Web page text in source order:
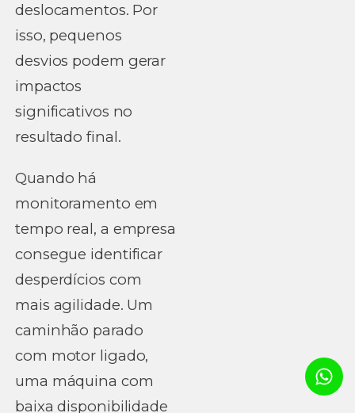
deslocamentos. Por
isso, pequenos
desvios podem gerar
impactos
significativos no
resultado final.
Quando há
monitoramento em
tempo real, a empresa
consegue identificar
desperdícios com
mais agilidade. Um
caminhão parado
com motor ligado,
uma máquina com
baixa disponibilidade